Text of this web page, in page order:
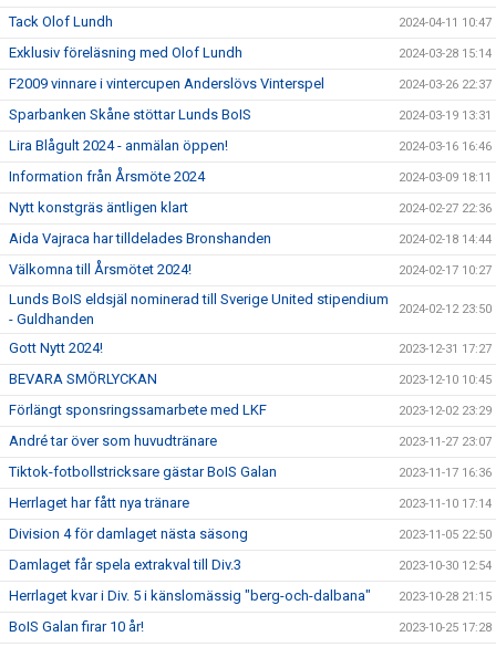
Tack Olof Lundh 2024-04-11 10:47
Exklusiv föreläsning med Olof Lundh 2024-03-28 15:14
F2009 vinnare i vintercupen Anderslövs Vinterspel 2024-03-26 22:37
Sparbanken Skåne stöttar Lunds BoIS 2024-03-19 13:31
Lira Blågult 2024 - anmälan öppen! 2024-03-16 16:46
Information från Årsmöte 2024 2024-03-09 18:11
Nytt konstgräs äntligen klart 2024-02-27 22:36
Aida Vajraca har tilldelades Bronshanden 2024-02-18 14:44
Välkomna till Årsmötet 2024! 2024-02-17 10:27
Lunds BoIS eldsjäl nominerad till Sverige United stipendium
- Guldhanden
2024-02-12 23:50
Gott Nytt 2024! 2023-12-31 17:27
BEVARA SMÖRLYCKAN 2023-12-10 10:45
Förlängt sponsringssamarbete med LKF 2023-12-02 23:29
André tar över som huvudtränare 2023-11-27 23:07
Tiktok-fotbollstricksare gästar BoIS Galan 2023-11-17 16:36
Herrlaget har fått nya tränare 2023-11-10 17:14
Division 4 för damlaget nästa säsong 2023-11-05 22:50
Damlaget får spela extrakval till Div.3 2023-10-30 12:54
Herrlaget kvar i Div. 5 i känslomässig "berg-och-dalbana" 2023-10-28 21:15
BoIS Galan firar 10 år! 2023-10-25 17:28